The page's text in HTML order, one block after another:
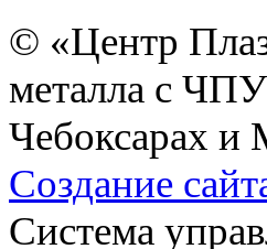
© «Центр
металла с
Чебоксарах и
Создание
Система